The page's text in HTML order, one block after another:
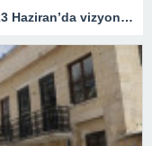
Korku filmi tutkunlarına müjde Haile’ 23 Haziran’da vizyonda